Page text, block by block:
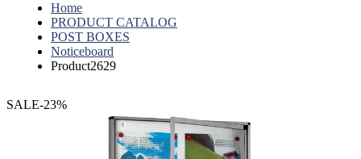
Home
PRODUCT CATALOG
POST BOXES
Noticeboard
Product2629
SALE-23%